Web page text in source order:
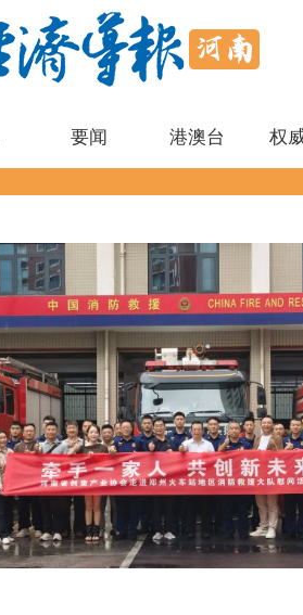
要闻 港澳台 权